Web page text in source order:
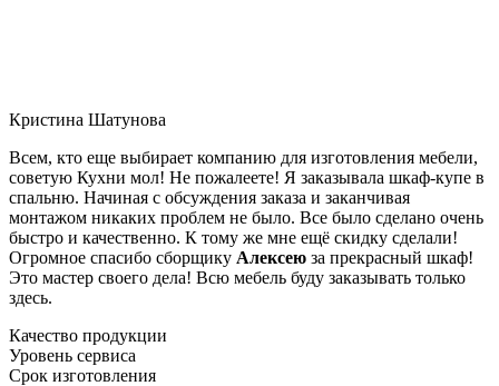
Кристина Шатунова
Всем, кто еще выбирает компанию для изготовления мебели,
советую Кухни мол! Не пожалеете! Я заказывала шкаф-купе в
спальню. Начиная с обсуждения заказа и заканчивая
монтажом никаких проблем не было. Все было сделано очень
быстро и качественно. К тому же мне ещё скидку сделали!
Огромное спасибо сборщику Алексею за прекрасный шкаф!
Это мастер своего дела! Всю мебель буду заказывать только
здесь.
Качество продукции
Уровень сервиса
Срок изготовления